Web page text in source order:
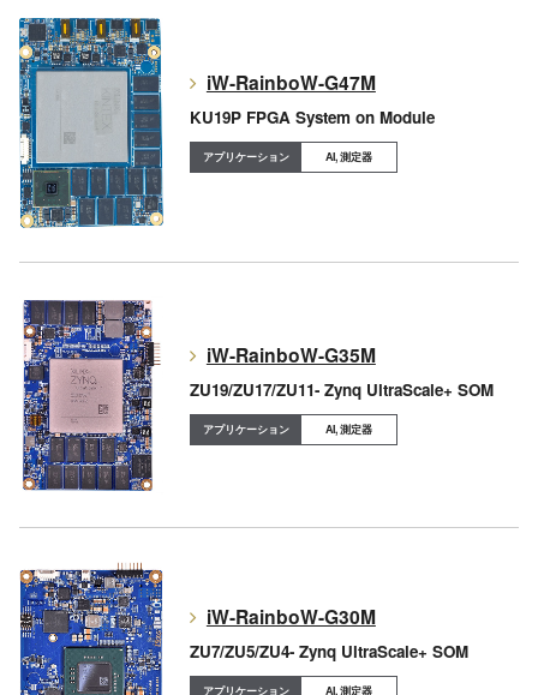
iW-RainboW-G47M
KU19P FPGA System on Module
AI, 測定器
iW-RainboW-G35M
ZU19/ZU17/ZU11- Zynq UltraScale+ SOM
AI, 測定器
iW-RainboW-G30M
ZU7/ZU5/ZU4- Zynq UltraScale+ SOM
AI, 測定器